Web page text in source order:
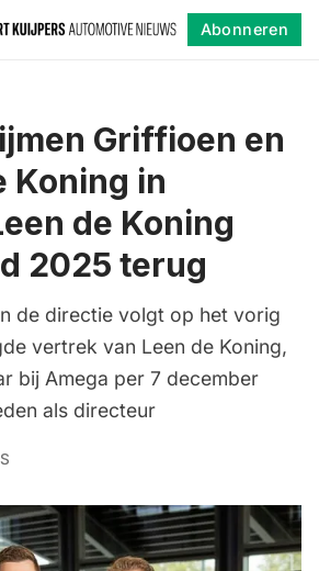
Abonneren
Griffioen en
Koning in
de Koning
2025 terug
de directie volgt op het vorig
vertrek van Leen de Koning,
bij Amega per 7 december
als directeur